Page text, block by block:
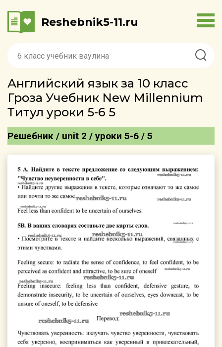
Reshebnik5-11.ru
Английский язык за 10 класс
Гроза Учебник New Millennium
Титул уроки 5-6 5
Решебник / unit 2 / уроки 5-6 / 5